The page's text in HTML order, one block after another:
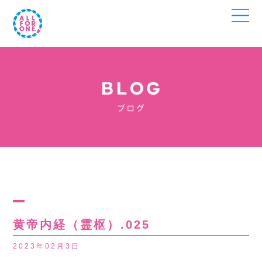
黄帝内経（霊枢）.025
2023年02月3日